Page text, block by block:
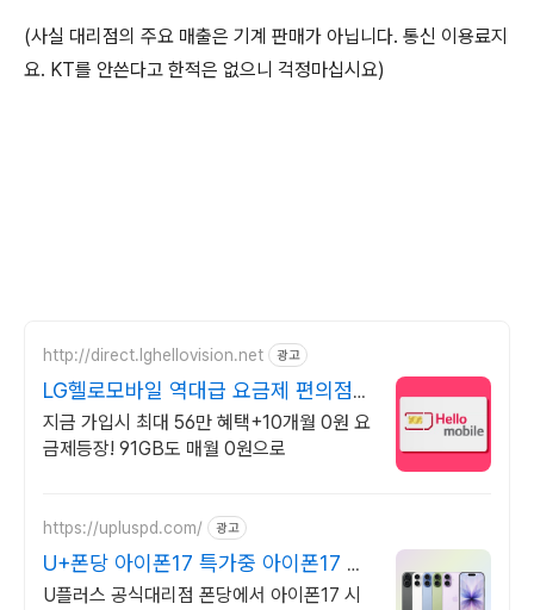
(사실 대리점의 주요 매출은 기계 판매가 아닙니다. 통신 이용료지
요. KT를 안쓴다고 한적은 없으니 걱정마십시요)
http://direct.lghellovision.net 광고
LG헬로모바일 역대급 요금제 편의점
유심, 이심 즉시개통
지금 가입시 최대 56만 혜택+10개월 0원 요
금제등장! 91GB도 매월 0원으로
https://upluspd.com/ 광고
U+폰당 아이폰17 특가중 아이폰17 특
가 한정판매
U플러스 공식대리점 폰당에서 아이폰17 시